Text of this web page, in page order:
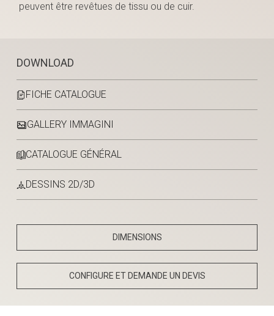
DOWNLOAD
FICHE CATALOGUE
GALLERY IMMAGINI
CATALOGUE GÉNÉRAL
DESSINS 2D/3D
DIMENSIONS
CONFIGURE ET DEMANDE UN DEVIS
peuvent être revêtues de tissu ou de cuir.